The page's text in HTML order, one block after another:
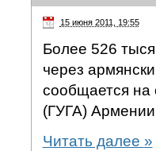
15 июня 2011, 19:55
Более 526
через
сообщается на
(ГУГА)
Читать далее »